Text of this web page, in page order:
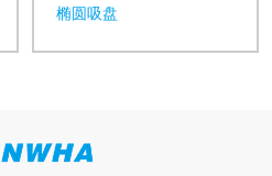
椭圆吸盘